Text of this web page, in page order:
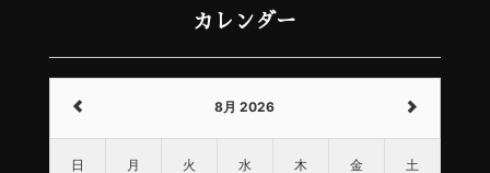
カレンダー
8月 2026
日 月 火 水 木 金 土